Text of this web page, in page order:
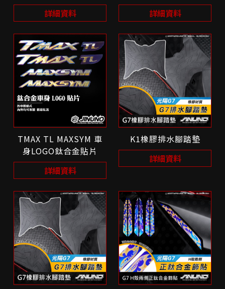
詳細資料
詳細資料
TMAX TL MAXSYM 車
身LOGO鈦合金貼片
詳細資料
K1橡膠排水腳踏墊
詳細資料